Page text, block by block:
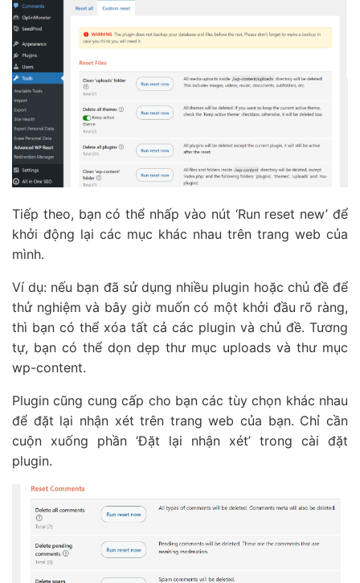
Tiếp theo, bạn có thể nhấp vào nút ‘Run reset new’ để
khởi động lại các mục khác nhau trên trang web của
mình.
Ví dụ: nếu bạn đã sử dụng nhiều plugin hoặc chủ đề để
thử nghiệm và bây giờ muốn có một khởi đầu rõ ràng,
thì bạn có thể xóa tất cả các plugin và chủ đề. Tương
tự, bạn có thể dọn dẹp thư mục uploads và thư mục
wp-content.
Plugin cũng cung cấp cho bạn các tùy chọn khác nhau
để đặt lại nhận xét trên trang web của bạn. Chỉ cần
cuộn xuống phần ‘Đặt lại nhận xét’ trong cài đặt
plugin.